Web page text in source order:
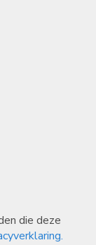
die deze